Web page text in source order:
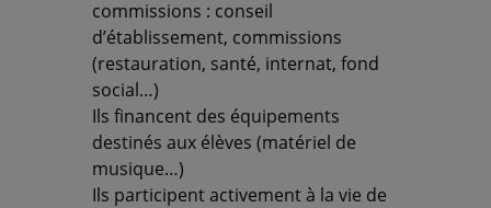
commissions : conseil
d’établissement, commissions
(restauration, santé, internat, fond
social…)
Ils financent des équipements
destinés aux élèves (matériel de
musique…)
Ils participent activement à la vie de